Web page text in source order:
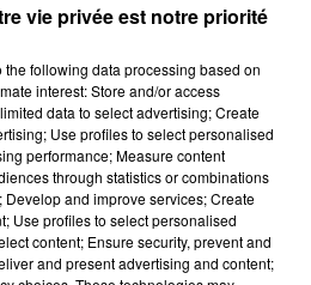
dès aujourd’hui.
vie privée est notre priorité
the following data processing based on
interest: Store and/or access
data to select advertising; Create
Use profiles to select personalised
performance; Measure content
through statistics or combinations
Develop and improve services; Create
Use profiles to select personalised
content; Ensure security, prevent and
and present advertising and content;